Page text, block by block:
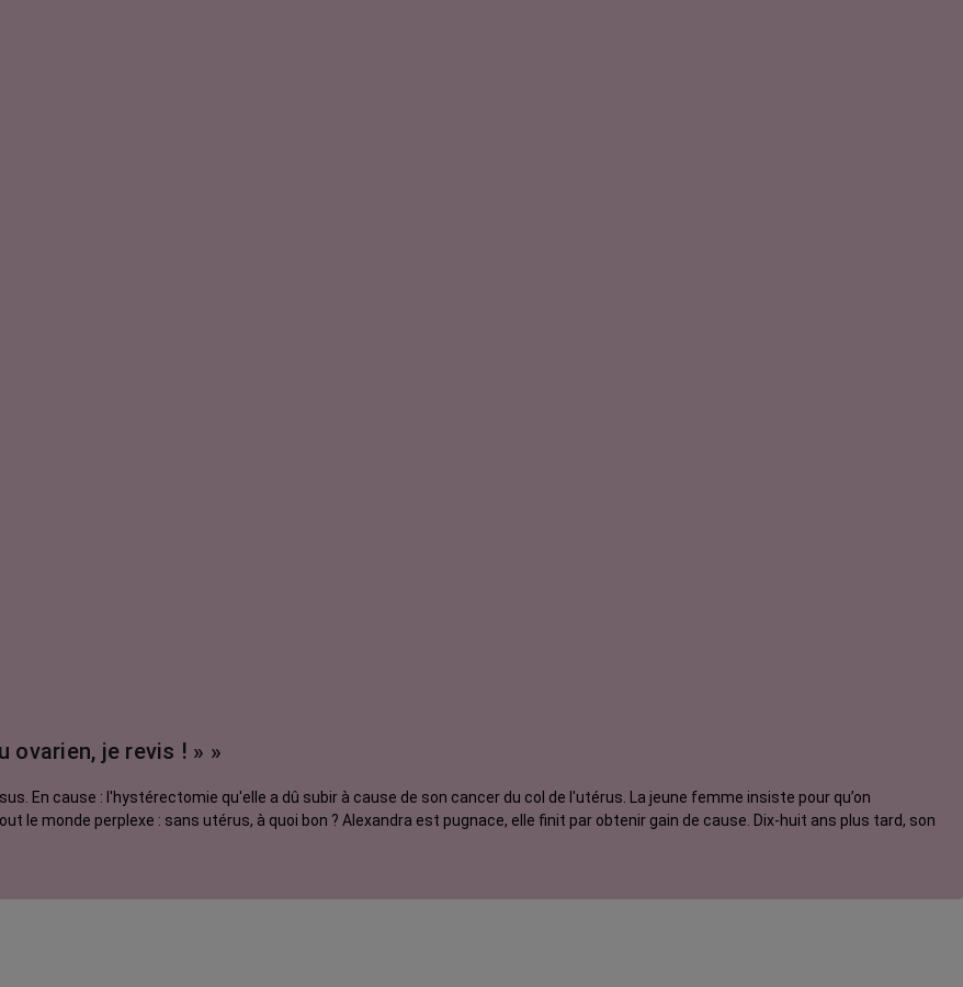
ovarien, je revis ! » »
En cause : l'hystérectomie qu'elle a dû subir à cause de son cancer du col de l'utérus. La jeune femme insiste pour qu’on
le monde perplexe : sans utérus, à quoi bon ? Alexandra est pugnace, elle finit par obtenir gain de cause. Dix-huit ans plus tard, son